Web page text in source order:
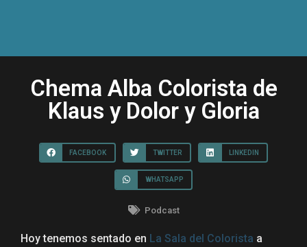
Chema Alba Colorista de
Klaus y Dolor y Gloria
FACEBOOK TWITTER LINKEDIN
WHATSAPP
Podcast
Hoy tenemos sentado en La Sala del Colorista a